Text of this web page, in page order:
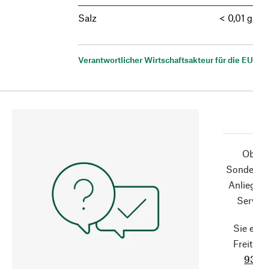
Salz < 0,01 g
Verantwortlicher Wirtschaftsakteur für die EU
Sie